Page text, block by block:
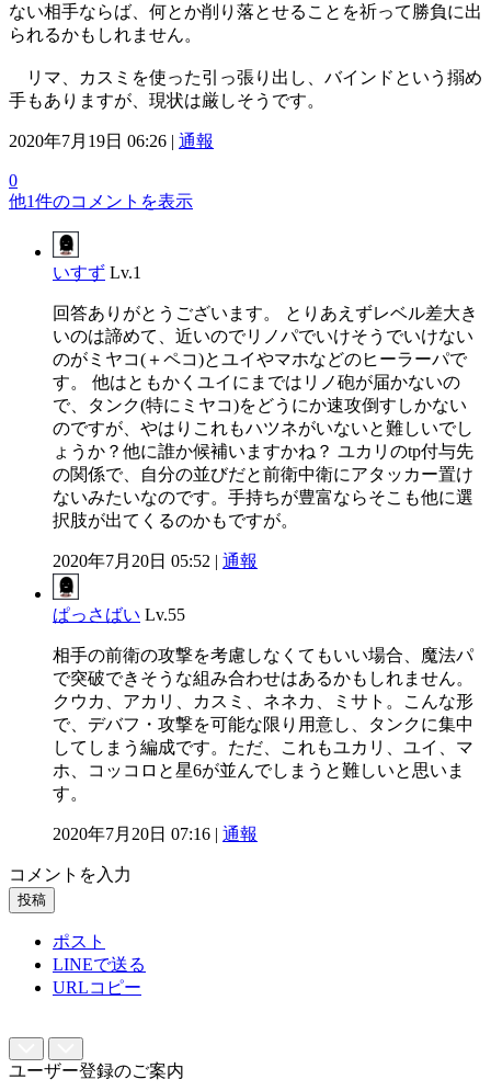
ない相手ならば、何とか削り落とせることを祈って勝負に出
られるかもしれません。
リマ、カスミを使った引っ張り出し、バインドという搦め
手もありますが、現状は厳しそうです。
2020年7月19日 06:26 | 通報
0
他1件のコメントを表示
いすず Lv.1
回答ありがとうございます。 とりあえずレベル差大き
いのは諦めて、近いのでリノパでいけそうでいけない
のがミヤコ(＋ペコ)とユイやマホなどのヒーラーパで
す。 他はともかくユイにまではリノ砲が届かないの
で、タンク(特にミヤコ)をどうにか速攻倒すしかない
のですが、やはりこれもハツネがいないと難しいでし
ょうか？他に誰か候補いますかね？ ユカリのtp付与先
の関係で、自分の並びだと前衛中衛にアタッカー置け
ないみたいなのです。手持ちが豊富ならそこも他に選
択肢が出てくるのかもですが。
2020年7月20日 05:52 | 通報
ぱっさばい Lv.55
相手の前衛の攻撃を考慮しなくてもいい場合、魔法パ
で突破できそうな組み合わせはあるかもしれません。
クウカ、アカリ、カスミ、ネネカ、ミサト。こんな形
で、デバフ・攻撃を可能な限り用意し、タンクに集中
してしまう編成です。ただ、これもユカリ、ユイ、マ
ホ、コッコロと星6が並んでしまうと難しいと思いま
す。
2020年7月20日 07:16 | 通報
コメントを入力
投稿
ポスト
LINEで送る
URLコピー
ユーザー登録のご案内